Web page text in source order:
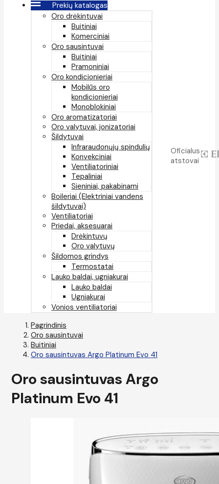
Prekių katalogas
Oro drėkintuvai
Buitiniai
Komerciniai
Oro sausintuvai
Buitiniai
Pramoniniai
Oro kondicionieriai
Mobilūs oro
kondicionieriai
Monoblokiniai
Oro aromatizatoriai
Oro valytuvai, jonizatoriai
Šildytuvai
Infraraudonųjų spindulių
Konvekciniai
Ventiliatoriniai
Tepaliniai
Sieniniai, pakabinami
Boileriai (Elektriniai vandens
šildytuvai)
Ventiliatoriai
Priedai, aksesuarai
Drėkintuvų
Oro valytuvų
Šildomos grindys
Termostatai
Lauko baldai, ugniakurai
Lauko baldai
Ugniakurai
Vonios ventiliatoriai
Oficialus
atstovai
Pagrindinis
Oro sausintuvai
Buitiniai
Oro sausintuvas Argo Platinum Evo 41
Oro sausintuvas Argo
Platinum Evo 41